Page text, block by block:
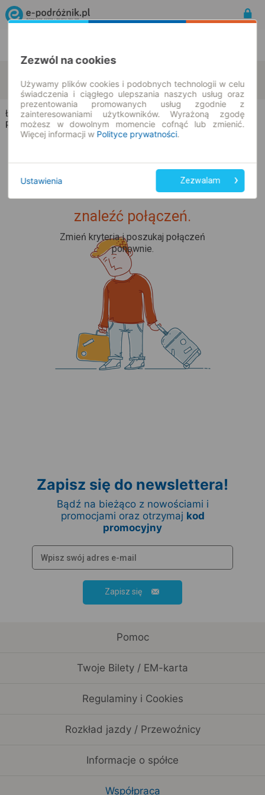
07.08.2026 | -- : --
zmień kryteria
Łąski Piec → Wielkie Gacno
Rozkład jazdy i bilety
Upss... Nie udało nam się
znaleźć połączeń.
Zmień kryteria i poszukaj połączeń
ponownie.
Zapisz się do newslettera!
Bądź na bieżąco z nowościami i
promocjami oraz otrzymaj kod
promocyjny
Zapisz się
Pomoc
Twoje Bilety / EM-karta
Regulaminy i Cookies
Rozkład jazdy / Przewoźnicy
Informacje o spółce
Współpraca
Zezwól na cookies
Używamy plików cookies i podobnych technologii w celu
świadczenia i ciągłego ulepszania naszych usług oraz
prezentowania promowanych usług zgodnie z
zainteresowaniami użytkowników. Wyrażoną zgodę
możesz w dowolnym momencie cofnąć lub zmienić.
Więcej informacji w Polityce prywatności.
Ustawienia Zezwalam